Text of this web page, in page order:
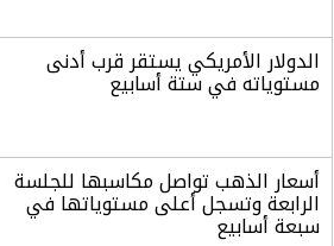
الدولار الأمريكي يستقر قرب أدنى
مستوياته في ستة أسابيع
أسعار الذهب تواصل مكاسبها للجلسة
الرابعة وتسجل أعلى مستوياتها في
سبعة أسابيع